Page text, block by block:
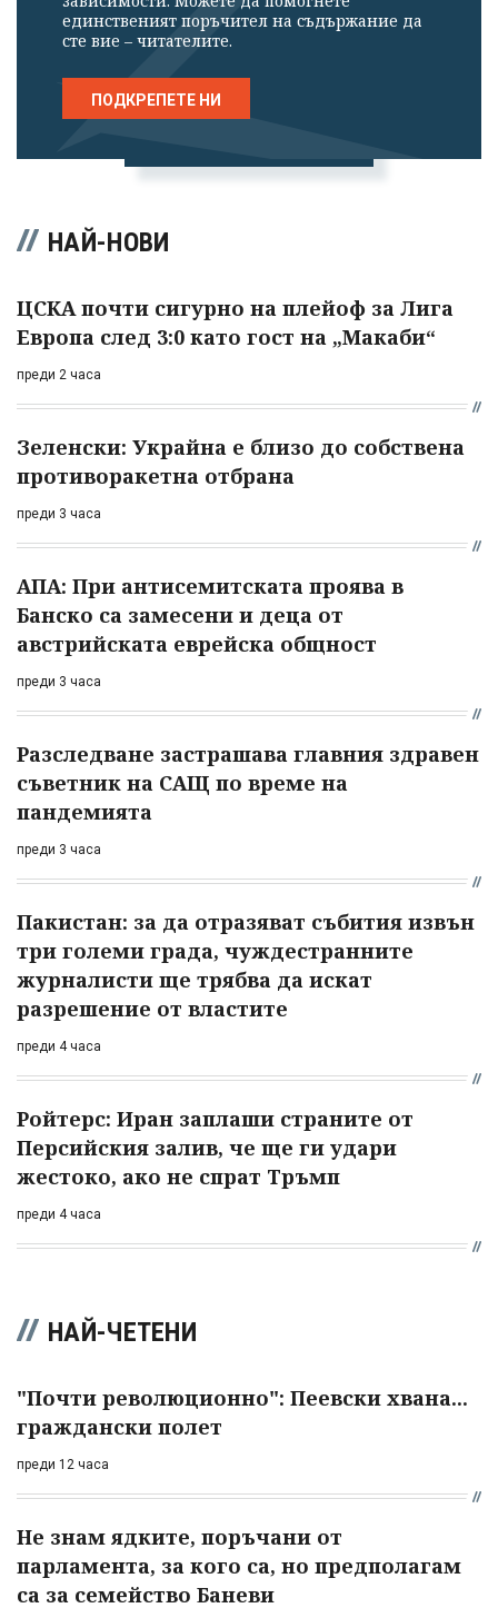
Успешно
излязохте от
профила си!
единственият поръчител на съдържание да
сте вие – читателите.
ПОДКРЕПЕТЕ НИ
НАЙ-НОВИ
ЦСКА почти сигурно на плейоф за Лига
Европа след 3:0 като гост на „Макаби“
преди 2 часа
Зеленски: Украйна е близо до собствена
противоракетна отбрана
преди 3 часа
АПА: При антисемитската проява в
Банско са замесени и деца от
австрийската еврейска общност
преди 3 часа
Разследване застрашава главния здравен
съветник на САЩ по време на
пандемията
преди 3 часа
Пакистан: за да отразяват събития извън
три големи града, чуждестранните
журналисти ще трябва да искат
разрешение от властите
преди 4 часа
Ройтерс: Иран заплаши страните от
Персийския залив, че ще ги удари
жестоко, ако не спрат Тръмп
преди 4 часа
НАЙ-ЧЕТЕНИ
"Почти революционно": Пеевски хвана...
граждански полет
преди 12 часа
Не знам ядките, поръчани от
парламента, за кого са, но предполагам
са за семейство Баневи